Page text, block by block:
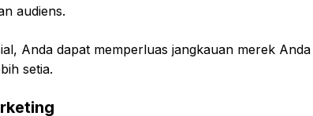
audiens.
Anda dapat memperluas jangkauan merek
setia.